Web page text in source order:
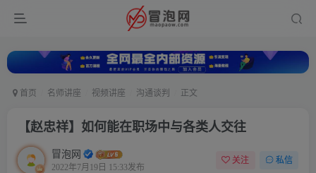
首页 名师讲座 视频讲座 沟通谈判 正文
【赵忠祥】如何能在职场中与各类人交往
冒泡网
2022年7月19日 15:33发布
关注 私信